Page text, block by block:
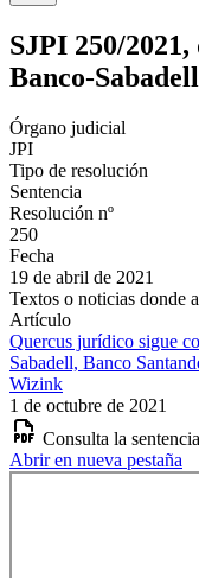
SJPI 250/
Banco-
Órgano judicial
JPI
Tipo de resolución
Sentencia
Resolución nº
250
Fecha
19 de abril de 2021
Textos o noticias donde
Artículo
Quercus jurídico sigue
Sabadell, Banco
Wizink
1 de octubre de 2021
Consulta la
Abrir en nueva pestaña